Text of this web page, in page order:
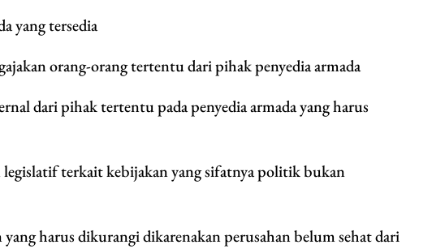
yang tersedia
orang-orang tertentu dari pihak penyedia armada
dari pihak tertentu pada penyedia armada yang harus
legislatif terkait kebijakan yang sifatnya politik bukan
yang harus dikurangi dikarenakan perusahan belum sehat dari